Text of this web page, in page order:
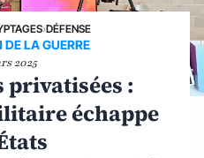
›DÉFENSE
DE LA GUERRE
2025
privatisées :
échappe